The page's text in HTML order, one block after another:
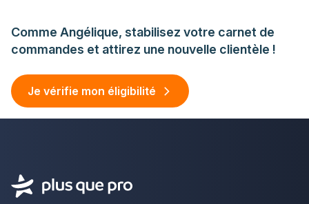
Comme Angélique, stabilisez votre carnet de
commandes et attirez une nouvelle clientèle !
Je vérifie mon éligibilité